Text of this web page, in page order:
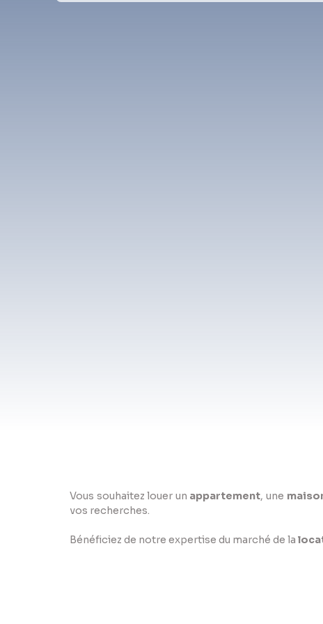
Vous souhaitez louer un appartement, une
vos recherches.
Bénéficiez de notre expertise du marché de la